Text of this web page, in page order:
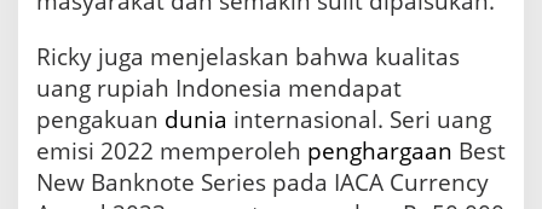
Ricky juga menjelaskan bahwa kualitas
uang rupiah Indonesia mendapat
pengakuan dunia internasional. Seri uang
emisi 2022 memperoleh penghargaan Best
New Banknote Series pada IACA Currency